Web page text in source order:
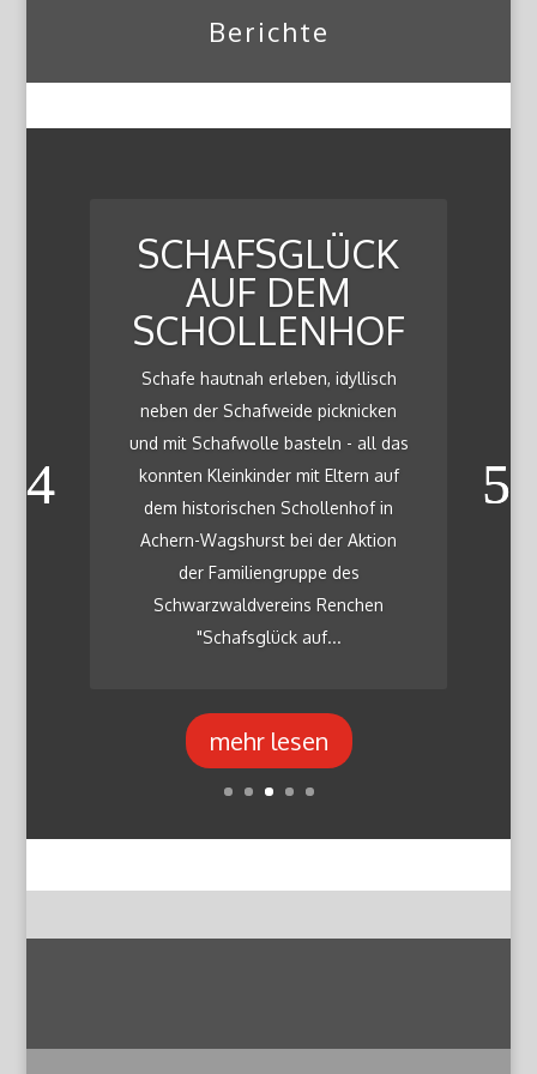
Berichte
SCHAFSGLÜCK
AUF DEM
SCHOLLENHOF
Schafe hautnah erleben, idyllisch
neben der Schafweide picknicken
und mit Schafwolle basteln - all das
konnten Kleinkinder mit Eltern auf
dem historischen Schollenhof in
Achern-Wagshurst bei der Aktion
der Familiengruppe des
Schwarzwaldvereins Renchen
"Schafsglück auf...
mehr lesen